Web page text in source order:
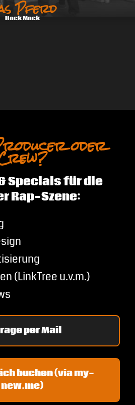
Pferd
Hack Mack
oder
Specials für die
Rap-Szene:
(LinkTree u.v.m.)
per Mail
buchen (via my-
new.me)